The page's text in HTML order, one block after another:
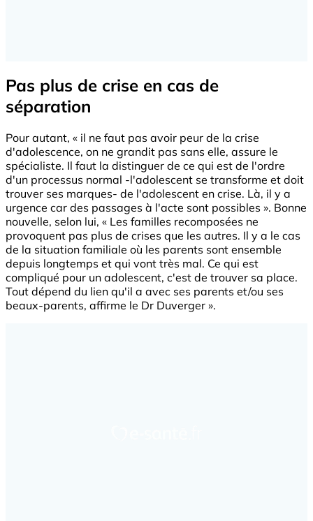
Pas plus de crise en cas de
séparation
Pour autant, « il ne faut pas avoir peur de la crise
d'adolescence, on ne grandit pas sans elle, assure le
spécialiste. Il faut la distinguer de ce qui est de l'ordre
d'un processus normal -l'adolescent se transforme et doit
trouver ses marques- de l'adolescent en crise. Là, il y a
urgence car des passages à l'acte sont possibles ». Bonne
nouvelle, selon lui, « Les familles recomposées ne
provoquent pas plus de crises que les autres. Il y a le cas
de la situation familiale où les parents sont ensemble
depuis longtemps et qui vont très mal. Ce qui est
compliqué pour un adolescent, c'est de trouver sa place.
Tout dépend du lien qu'il a avec ses parents et/ou ses
beaux-parents, affirme le Dr Duverger ».